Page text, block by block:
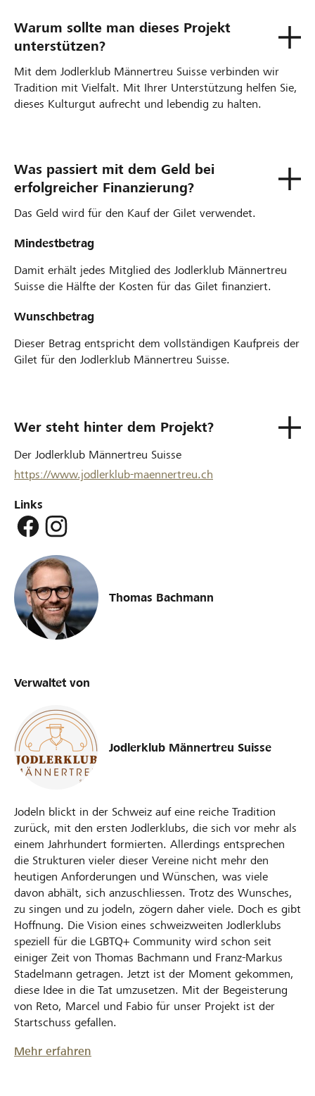
Warum sollte man dieses Projekt
unterstützen?
Mit dem Jodlerklub Männertreu Suisse verbinden wir
Tradition mit Vielfalt. Mit Ihrer Unterstützung helfen Sie,
dieses Kulturgut aufrecht und lebendig zu halten.
Was passiert mit dem Geld bei
erfolgreicher Finanzierung?
Das Geld wird für den Kauf der Gilet verwendet.
Mindestbetrag
Damit erhält jedes Mitglied des Jodlerklub Männertreu
Suisse die Hälfte der Kosten für das Gilet finanziert.
Wunschbetrag
Dieser Betrag entspricht dem vollständigen Kaufpreis der
Gilet für den Jodlerklub Männertreu Suisse.
Wer steht hinter dem Projekt?
Der Jodlerklub Männertreu Suisse
https://www.jodlerklub-maennertreu.ch
Links
Thomas Bachmann
Verwaltet von
Jodlerklub Männertreu Suisse
Jodeln blickt in der Schweiz auf eine reiche Tradition
zurück, mit den ersten Jodlerklubs, die sich vor mehr als
einem Jahrhundert formierten. Allerdings entsprechen
die Strukturen vieler dieser Vereine nicht mehr den
heutigen Anforderungen und Wünschen, was viele
davon abhält, sich anzuschliessen. Trotz des Wunsches,
zu singen und zu jodeln, zögern daher viele. Doch es gibt
Hoffnung. Die Vision eines schweizweiten Jodlerklubs
speziell für die LGBTQ+ Community wird schon seit
einiger Zeit von Thomas Bachmann und Franz-Markus
Stadelmann getragen. Jetzt ist der Moment gekommen,
diese Idee in die Tat umzusetzen. Mit der Begeisterung
von Reto, Marcel und Fabio für unser Projekt ist der
Startschuss gefallen.
Mehr erfahren